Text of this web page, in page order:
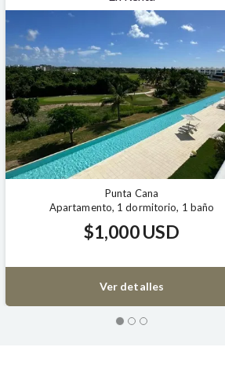
Apartamento, 2 dormitorios, 2 baños
$190,000 USD
Ver detalles